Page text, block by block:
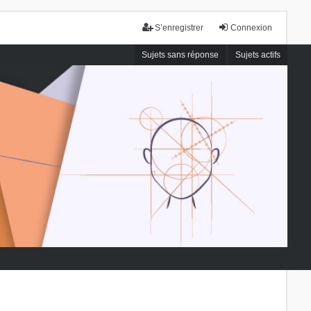
Connexion
S’enregistrer
Sujets sans réponse Sujets actifs